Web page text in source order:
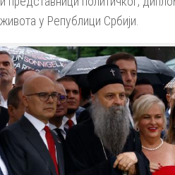
живота у Републици Србији.